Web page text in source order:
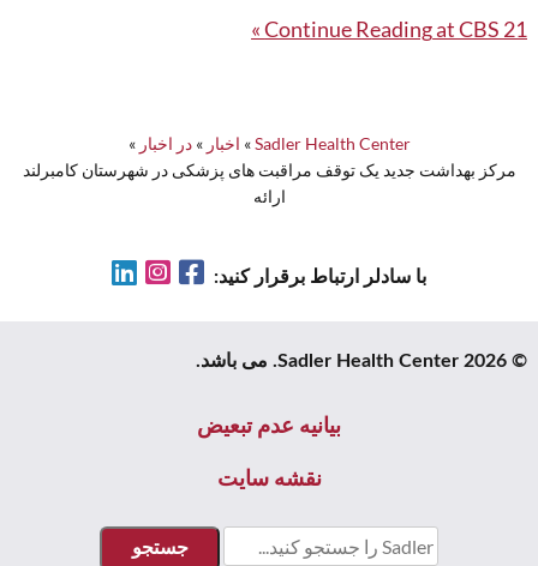
Continue Reading
مرکز
توقف
پزشکی
کامبرلند
at CBS 21 »
Sadler Health Center
» اخبار »در اخبار »
مرکز بهداشت جدید یک توقف مراقبت های پزشکی در شهرستان کامبرلند
ارائه
با سادلر ارتباط برقرار کنید: Facebook
Instagram
© 2026 Sadler Health Center. می باشد.
بیانیه عدم تبعیض
نقشه سایت
جستجو